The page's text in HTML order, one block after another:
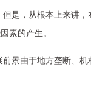
是，从根本上来讲
素的产生。
前景由于地方垄断、